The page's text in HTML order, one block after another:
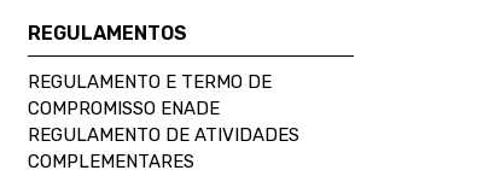
REGULAMENTOS
REGULAMENTO E TERMO DE
COMPROMISSO ENADE
REGULAMENTO DE ATIVIDADES
COMPLEMENTARES